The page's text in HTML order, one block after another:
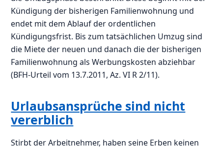
Kündigung der bisherigen Familienwohnung und
endet mit dem Ablauf der ordentlichen
Kündigungsfrist. Bis zum tatsächlichen Umzug sind
die Miete der neuen und danach die der bisherigen
Familienwohnung als Werbungskosten abziehbar
(BFH-Urteil vom 13.7.2011, Az. VI R 2/11).
Urlaubsansprüche sind nicht
vererblich
Stirbt der Arbeitnehmer, haben seine Erben keinen